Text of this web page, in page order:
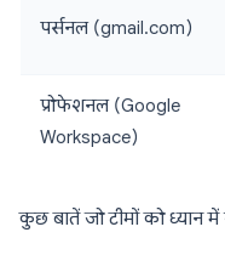
पर्सनल (gmail.com)
प्रोफेशनल (Google
Workspace)
कुछ बातें जो टीमों को ध्यान में